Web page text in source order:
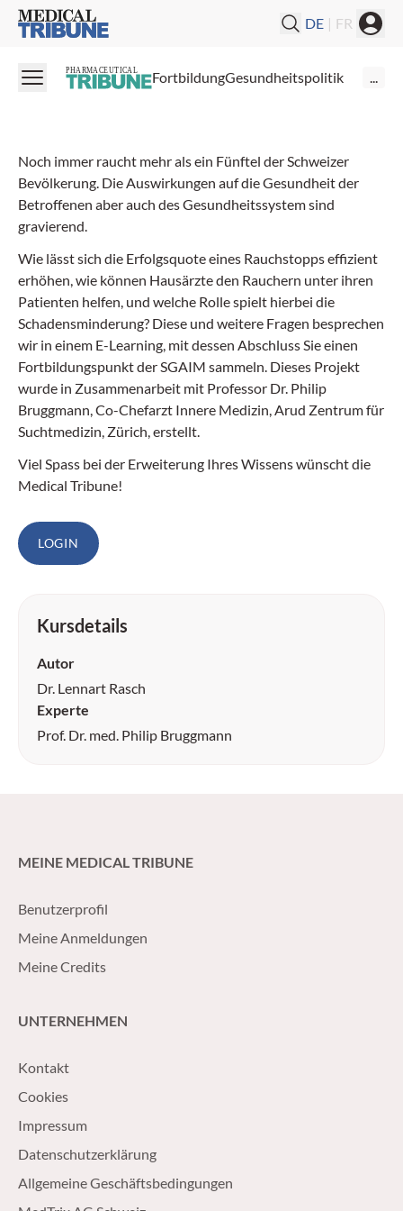
Medical Tribune DE | FR
PHARMACEUTICAL FortbildungGesundheitspolitik ...
E-Learning
Schadensminderung beim
Tabakkonsum
Noch immer raucht mehr als ein Fünftel der Schweizer
Bevölkerung. Die Auswirkungen auf die Gesundheit der
Betroffenen aber auch des Gesundheitssystem sind
gravierend.
Wie lässt sich die Erfolgsquote eines Rauchstopps effizient
erhöhen, wie können Hausärzte den Rauchern unter ihren
Patienten helfen, und welche Rolle spielt hierbei die
Schadensminderung? Diese und weitere Fragen besprechen
wir in einem E-Learning, mit dessen Abschluss Sie einen
Fortbildungspunkt der SGAIM sammeln. Dieses Projekt
wurde in Zusammenarbeit mit Professor Dr. Philip
Bruggmann, Co-Chefarzt Innere Medizin, Arud Zentrum für
Suchtmedizin, Zürich, erstellt.
Viel Spass bei der Erweiterung Ihres Wissens wünscht die
Medical Tribune!
LOGIN
Kursdetails
Autor
Dr. Lennart Rasch
Experte
Prof. Dr. med. Philip Bruggmann
MEINE MEDICAL TRIBUNE
Benutzerprofil
Meine Anmeldungen
Meine Credits
UNTERNEHMEN
Kontakt
Cookies
Impressum
Datenschutzerklärung
Allgemeine Geschäftsbedingungen